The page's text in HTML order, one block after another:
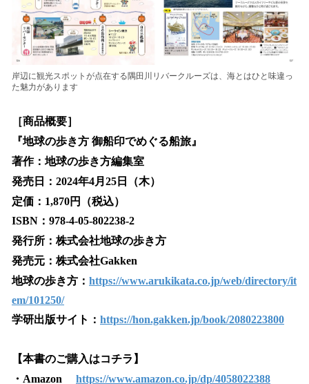
岸辺に観光スポットが点在する隅田川リバークルーズは、海とはひと味違っ
た魅力があります
［商品概要］
『地球の歩き方 御船印でめぐる船旅』
著作：地球の歩き方編集室
発売日：2024年4月25日（木）
定価：1,870円（税込）
ISBN：978-4-05-802238-2
発行所：株式会社地球の歩き方
発売元：株式会社Gakken
地球の歩き方： https://www.arukikata.co.jp/web/directory/it
em/101250/
学研出版サイト： https://hon.gakken.jp/book/2080223800
【本書のご購入はコチラ】
・Amazon
https://www.amazon.co.jp/dp/4058022388